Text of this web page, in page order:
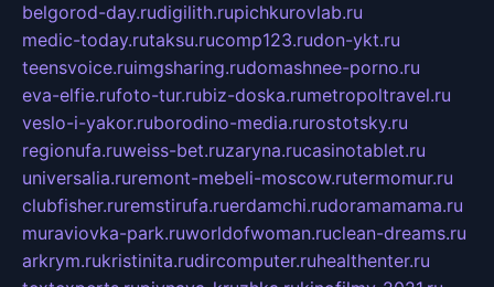
belgorod-day.rudigilith.rupichkurovlab.ru
medic-today.rutaksu.rucomp123.rudon-ykt.ru
teensvoice.ruimgsharing.rudomashnee-porno.ru
eva-elfie.rufoto-tur.rubiz-doska.rumetropoltravel.ru
veslo-i-yakor.ruborodino-media.rurostotsky.ru
regionufa.ruweiss-bet.ruzaryna.rucasinotablet.ru
universalia.ruremont-mebeli-moscow.rutermomur.ru
clubfisher.ruremstirufa.ruerdamchi.rudoramamama.ru
muraviovka-park.ruworldofwoman.ruclean-dreams.ru
arkrym.rukristinita.rudircomputer.ruhealthenter.ru